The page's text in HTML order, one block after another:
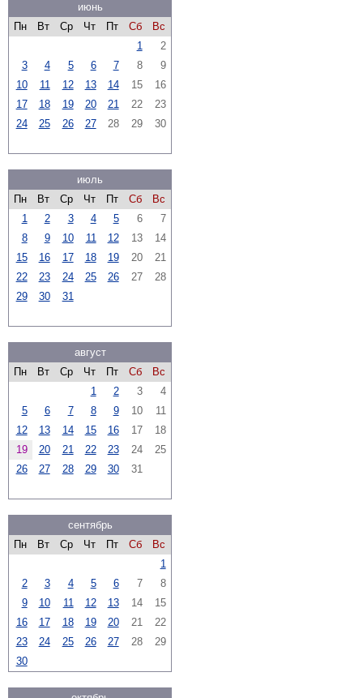
июнь
Пн
Вт Ср Чт Пт Сб
Вс
1
2
3
4 5 6 7 8
9
10
11 12 13 14 15
16
17
18 19 20 21 22
23
24
25 26 27 28 29 30
июль
Пн
Вт Ср Чт Пт Сб
Вс
1
2 3 4 5 6
7
8
9 10 11 12 13
14
15
16 17 18 19 20
21
22
23 24 25 26 27
28
29
30 31
август
Пн
Вт Ср Чт Пт Сб
Вс
1
2 3
4
5
6 7 8 9 10
11
12
13 14 15 16 17
18
19
20 21 22 23 24
25
26
27 28 29 30 31
сентябрь
Пн
Вт Ср Чт Пт Сб
Вс
1
2
3 4 5 6 7
8
9
10 11 12 13 14
15
16
17 18 19 20 21
22
23
24 25 26 27 28
29
30